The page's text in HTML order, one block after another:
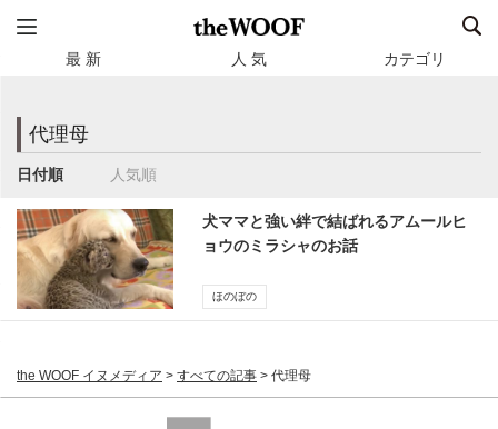
最 新 人 気 カテゴリ
代理母
日付順 人気順
犬ママと強い絆で結ばれるアムールヒ
ョウのミラシャのお話
ほのぼの
the WOOF イヌメディア > すべての記事 > 代理母